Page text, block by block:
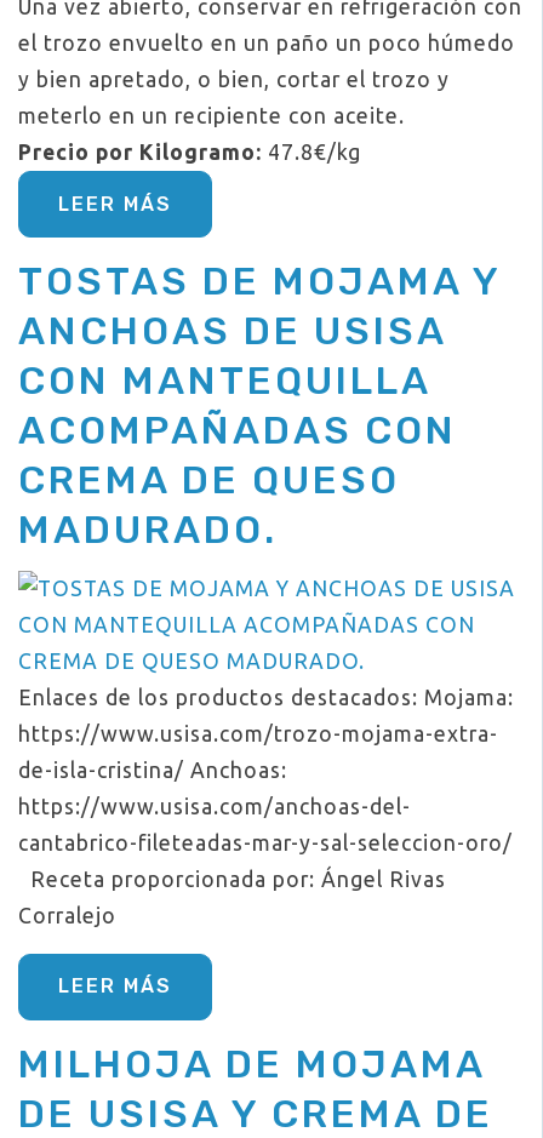
Una vez abierto, conservar en refrigeración con
el trozo envuelto en un paño un poco húmedo
y bien apretado, o bien, cortar el trozo y
meterlo en un recipiente con aceite.
Precio por Kilogramo: 47.8€/kg
LEER MÁS
TOSTAS DE MOJAMA Y
ANCHOAS DE USISA
CON MANTEQUILLA
ACOMPAÑADAS CON
CREMA DE QUESO
MADURADO.
Enlaces de los productos destacados: Mojama:
https://www.usisa.com/trozo-mojama-extra-
de-isla-cristina/ Anchoas:
https://www.usisa.com/anchoas-del-
cantabrico-fileteadas-mar-y-sal-seleccion-oro/
Receta proporcionada por: Ángel Rivas
Corralejo
LEER MÁS
MILHOJA DE MOJAMA
DE USISA Y CREMA DE